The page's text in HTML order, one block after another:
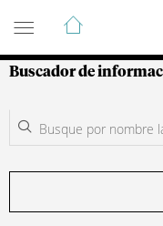
Guía de
Buscador de